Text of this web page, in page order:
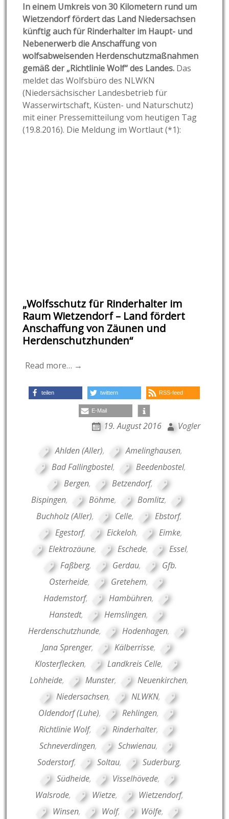
In einem Umkreis von 30 Kilometern rund um
Wietzendorf fördert das Land Niedersachsen
künftig auch für Rinderhalter im Haupt- und
Nebenerwerb die Anschaffung von
wolfsabweisenden Herdenschutzmaßnahmen
gemäß der „Richtlinie Wolf“ des Landes. Das
meldet das Wolfsbüro des NLWKN
(Niedersächsischer Landesbetrieb für
Wasserwirtschaft, Küsten- und Naturschutz)
mit einer Pressemitteilung vom heutigen Tag
(19.8.2016). Die Meldung im Wortlaut (*1):
„Wolfsschutz für Rinderhalter im
Raum Wietzendorf – Land fördert
Anschaffung von Zäunen und
Herdenschutzhunden“
Read more… →
teilen twittern RSS-feed
E-Mail
19. August 2016 Vogler
Ahlden (Aller), Amelinghausen,
Bad Fallingbostel, Beedenbostel,
Bergen, Betzendorf,
Bispingen, Böhme, Bomlitz,
Buchholz (Aller), Celle, Ebstorf,
Egestorf, Eickeloh, Eimke,
Elektrozäune, Eschede, Essel,
Faßberg, Gerdau,
Gfb.
Osterheide, Gretehem,
Hademstorf, Hambühren,
Hanstedt, Hemslingen,
Herdenschutzhunde, Hodenhagen,
Jana Sprenger, Kälberrisse,
Klosterflecken, Landkreis Celle,
Lohheide, Munster, Neuenkirchen,
Niedersachsen, NLWKN,
Oldendorf (Luhe), Rehlingen,
Richtlinie Wolf, Rinderhalter,
Schneverdingen, Schwienau,
Soderstorf, Soltau, Suderburg,
Südheide, Visselhövede,
Walsrode, Wietze, Wietzendorf,
Winsen, Wolf, Wölfe,